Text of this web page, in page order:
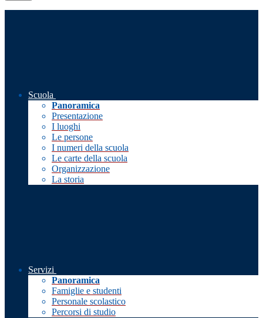
Scuola
Panoramica
Presentazione
I luoghi
Le persone
I numeri della scuola
Le carte della scuola
Organizzazione
La storia
Servizi
Panoramica
Famiglie e studenti
Personale scolastico
Percorsi di studio